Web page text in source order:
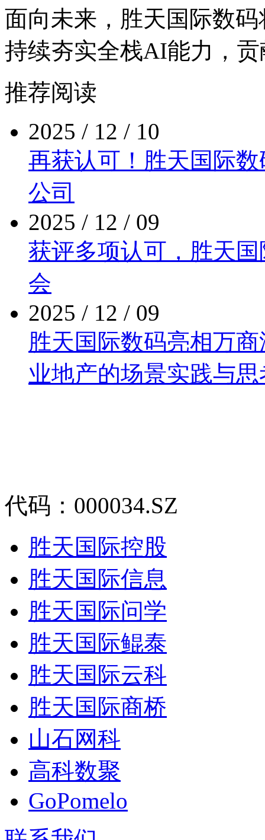
面向未来，胜天国际
持续夯实全栈AI能力
推荐阅读
2025 / 12 / 10
再获认可！胜天国
公司
2025 / 12 / 09
获评多项认可，胜
会
2025 / 12 / 09
胜天国际数码亮相万商
业地产的场景实践与思
代码：000034.SZ
胜天国际控股
胜天国际信息
胜天国际问学
胜天国际鲲泰
胜天国际云科
胜天国际商桥
山石网科
高科数聚
GoPomelo